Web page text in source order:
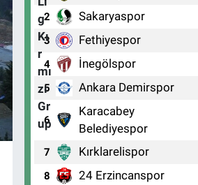
2 Sakaryaspor
3 Fethiyespor
4 İnegölspor
5 Ankara Demirspor
6
Karacabey
Belediyespor
7 Kırklarelispor
8 24 Erzincanspor